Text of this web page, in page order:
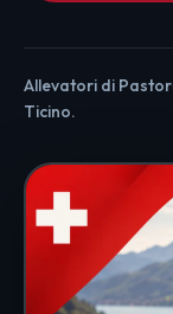
Allevatori di
Ticino.